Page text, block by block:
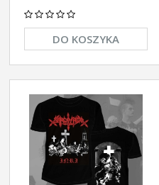
DO KOSZYKA